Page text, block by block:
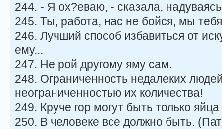
244. - Я ох?еваю, - сказала,
245. Ты, работа, нас не бойся, мы
246. Лучший способ избавиться от
ему...
247. Не рой другому яму сам.
248. Ограниченность недалеких
неограниченностью их количества!
249. Круче гор могут быть только яйца
250. В человеке все должно быть.